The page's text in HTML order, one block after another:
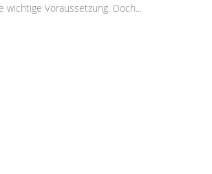
wichtige Voraussetzung. Doch...